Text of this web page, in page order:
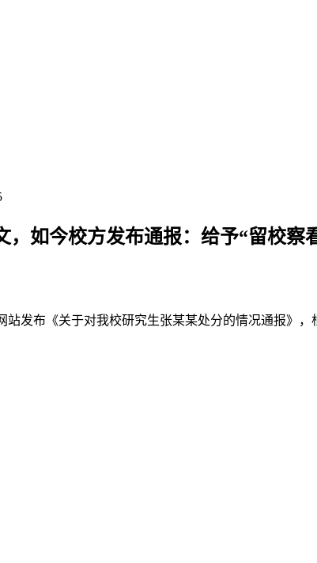
如今校方发布通报：给予“留校察
站发布《关于对我校研究生张某某处分的情况通报》，